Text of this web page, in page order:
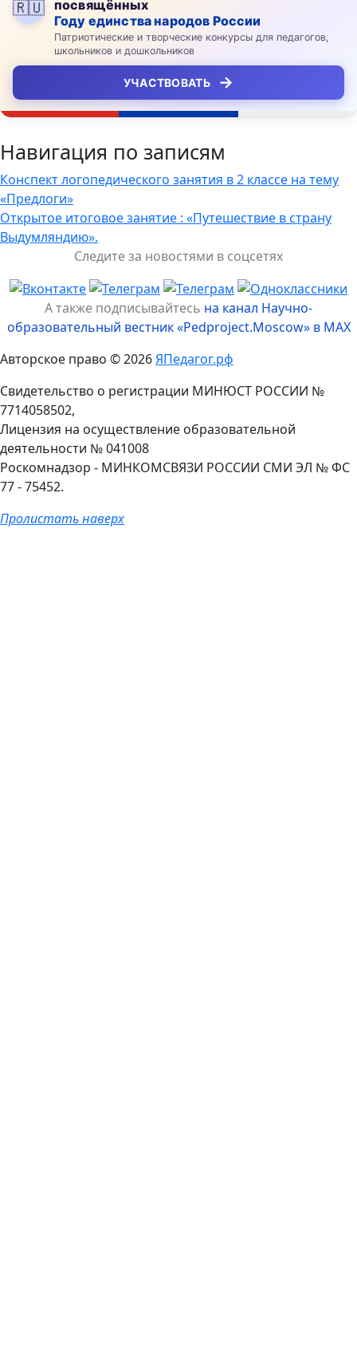
🇷🇺 посвящённых
Году единства народов России
Патриотические и творческие конкурсы для педагогов,
школьников и дошкольников
УЧАСТВОВАТЬ →
Навигация по записям
Конспект логопедического занятия в 2 классе на тему
«Предлоги»
Открытое итоговое занятие : «Путешествие в страну
Выдумляндию».
Следите за новостями в соцсетях
А также подписывайтесь на канал Научно-
образовательный вестник «Pedproject.Moscow» в MAX
Авторское право © 2026ЯПедагог.рф
Свидетельство о регистрации МИНЮСТ РОССИИ №
7714058502,
Лицензия на осуществление образовательной
деятельности № 041008
Роскомнадзор - МИНКОМСВЯЗИ РОССИИ СМИ ЭЛ № ФС
77 - 75452.
Пролистать наверх